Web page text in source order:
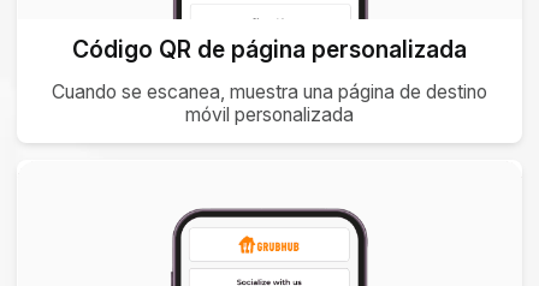
Código QR de página personalizada
Cuando se escanea, muestra una página de destino
móvil personalizada